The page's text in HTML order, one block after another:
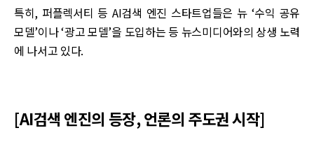
특히, 퍼플렉서티 등 AI검색 엔진 스타트업들은 뉴 ‘수익 공유
모델’이나 ‘광고 모델’을 도입하는 등 뉴스미디어와의 상생 노력
에 나서고 있다.
[AI검색 엔진의 등장, 언론의 주도권 시작]